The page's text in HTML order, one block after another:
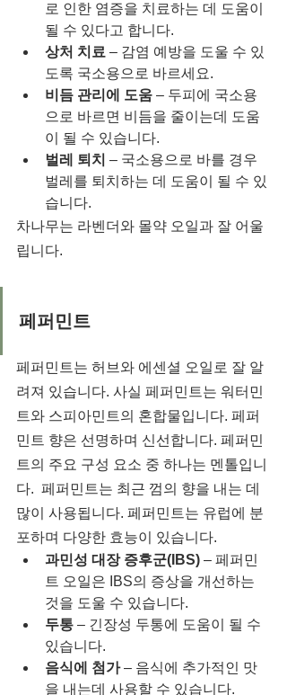
로 인한 염증을 치료하는 데 도움이
될 수 있다고 합니다.
상처 치료 – 감염 예방을 도울 수 있
도록 국소용으로 바르세요.
비듬 관리에 도움 – 두피에 국소용
으로 바르면 비듬을 줄이는데 도움
이 될 수 있습니다.
벌레 퇴치 – 국소용으로 바를 경우
벌레를 퇴치하는 데 도움이 될 수 있
습니다.
차나무는 라벤더와 몰약 오일과 잘 어울
립니다.
페퍼민트
페퍼민트는 허브와 에센셜 오일로 잘 알
려져 있습니다. 사실 페퍼민트는 워터민
트와 스피아민트의 혼합물입니다. 페퍼
민트 향은 선명하며 신선합니다. 페퍼민
트의 주요 구성 요소 중 하나는 멘톨입니
다.  페퍼민트는 최근 껌의 향을 내는 데
많이 사용됩니다. 페퍼민트는 유럽에 분
포하며 다양한 효능이 있습니다.
과민성 대장 증후군(IBS) – 페퍼민
트 오일은 IBS의 증상을 개선하는
것을 도울 수 있습니다.
두통 – 긴장성 두통에 도움이 될 수
있습니다.
음식에 첨가 – 음식에 추가적인 맛
을 내는데 사용할 수 있습니다.